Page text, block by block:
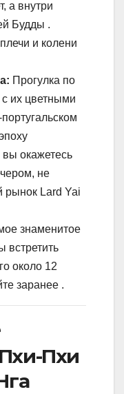
а внутри
Будды .
и колени
Прогулка по
их цветными
окажетесь
не
рынок Lard Yai
знаменитое
встретить
около 12
заранее .
Пхи